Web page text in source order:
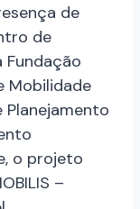
de
de
Fundação
Mobilidade
Planejamento
o projeto
–